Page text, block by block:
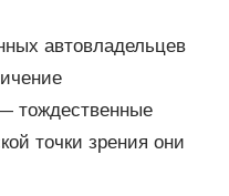
автовладельцев
тождественные
точки зрения они